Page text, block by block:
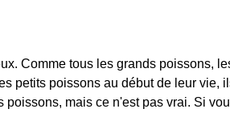
Comme tous les grands poissons,
petits poissons au début de leur vie,
mais ce n'est pas vrai. Si